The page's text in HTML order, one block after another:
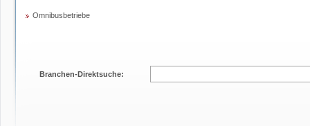
Omnibusbetriebe
Branchen-Direktsuche: